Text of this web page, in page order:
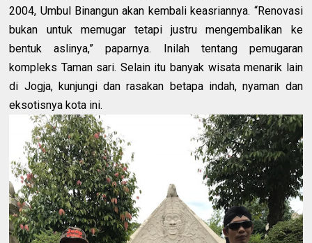
2004, Umbul Binangun akan kembali keasriannya. “Renovasi
bukan untuk memugar tetapi justru mengembalikan ke
bentuk aslinya,” paparnya. Inilah tentang pemugaran
kompleks Taman sari. Selain itu banyak wisata menarik lain
di Jogja, kunjungi dan rasakan betapa indah, nyaman dan
eksotisnya kota ini.